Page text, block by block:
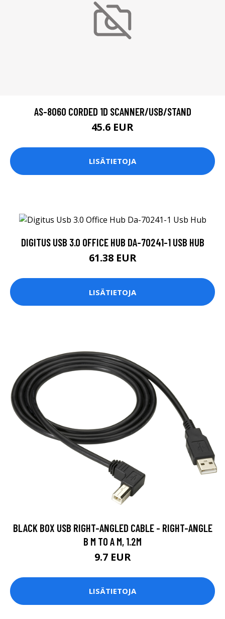
AS-8060 CORDED 1D SCANNER/USB/STAND
45.6 EUR
LISÄTIETOJA
DIGITUS USB 3.0 OFFICE HUB DA-70241-1 USB HUB
61.38 EUR
LISÄTIETOJA
BLACK BOX USB RIGHT-ANGLED CABLE - RIGHT-ANGLE
B M TO A M, 1.2M
9.7 EUR
LISÄTIETOJA